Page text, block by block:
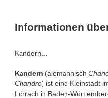
Informationen
Kandern…
Kandern (alemannisch
Chandre) ist eine Kleinstadt
Lörrach in Baden-